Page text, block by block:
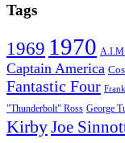
Tags
1969 1970 A.I.M.
Captain America
Fantastic Four
"Thunderbolt" Ross George
KirbyJoe